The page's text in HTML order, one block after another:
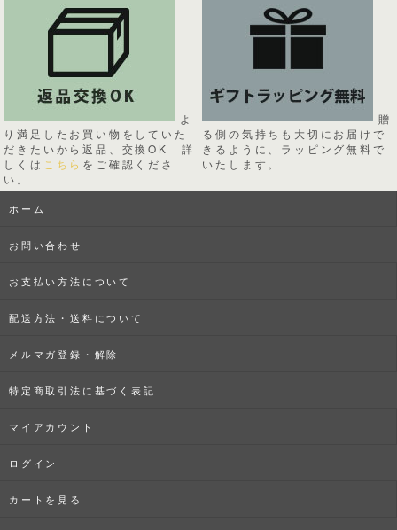
よ
り満足したお買い物をしていた
だきたいから返品、交換OK 詳
しくは こちら をご確認くださ
い。
贈
る側の気持ちも大切にお届けで
きるように、ラッピング無料で
いたします。
ホーム
お問い合わせ
お支払い方法について
配送方法・送料について
メルマガ登録・解除
特定商取引法に基づく表記
マイアカウント
ログイン
カートを見る